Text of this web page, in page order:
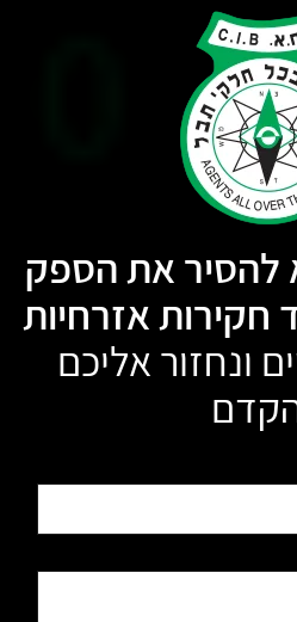
להסיר את הספק
אזרחיות
ונחזור אליכם